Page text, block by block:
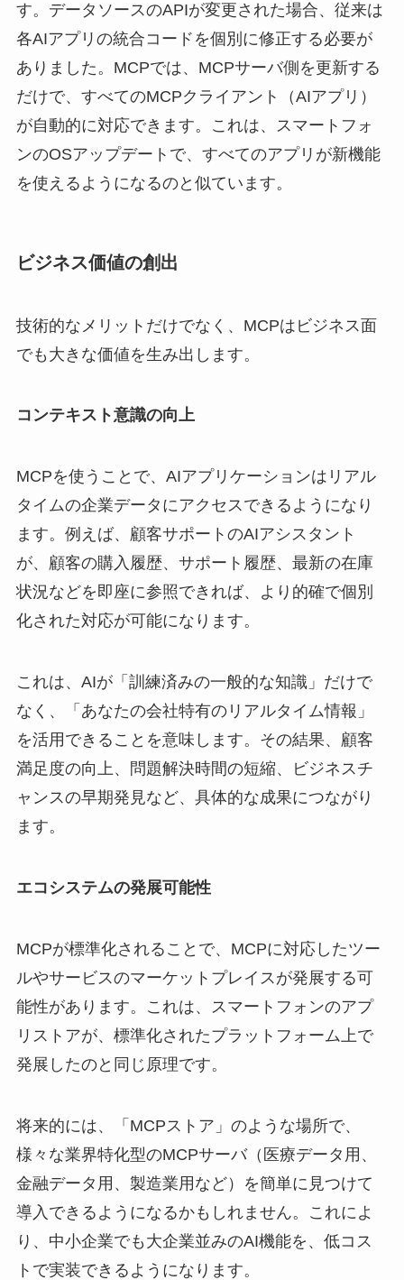
す。データソースのAPIが変更された場合、従来は
各AIアプリの統合コードを個別に修正する必要が
ありました。MCPでは、MCPサーバ側を更新する
だけで、すべてのMCPクライアント（AIアプリ）
が自動的に対応できます。これは、スマートフォ
ンのOSアップデートで、すべてのアプリが新機能
を使えるようになるのと似ています。
ビジネス価値の創出
技術的なメリットだけでなく、MCPはビジネス面
でも大きな価値を生み出します。
コンテキスト意識の向上
MCPを使うことで、AIアプリケーションはリアル
タイムの企業データにアクセスできるようになり
ます。例えば、顧客サポートのAIアシスタント
が、顧客の購入履歴、サポート履歴、最新の在庫
状況などを即座に参照できれば、より的確で個別
化された対応が可能になります。
これは、AIが「訓練済みの一般的な知識」だけで
なく、「あなたの会社特有のリアルタイム情報」
を活用できることを意味します。その結果、顧客
満足度の向上、問題解決時間の短縮、ビジネスチ
ャンスの早期発見など、具体的な成果につながり
ます。
エコシステムの発展可能性
MCPが標準化されることで、MCPに対応したツー
ルやサービスのマーケットプレイスが発展する可
能性があります。これは、スマートフォンのアプ
リストアが、標準化されたプラットフォーム上で
発展したのと同じ原理です。
将来的には、「MCPストア」のような場所で、
様々な業界特化型のMCPサーバ（医療データ用、
金融データ用、製造業用など）を簡単に見つけて
導入できるようになるかもしれません。これによ
り、中小企業でも大企業並みのAI機能を、低コス
トで実装できるようになります。